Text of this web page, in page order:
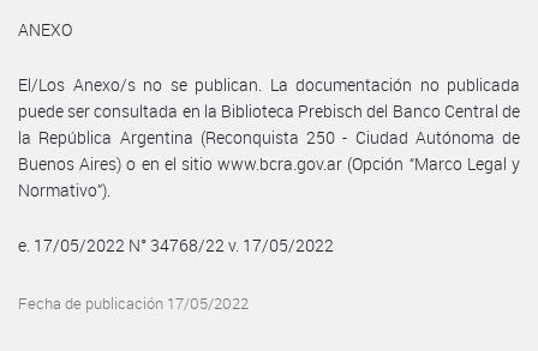
ANEXO
El/Los Anexo/s no se publican. La documentación no publicada
puede ser consultada en la Biblioteca Prebisch del Banco Central de
la República Argentina (Reconquista 250 - Ciudad Autónoma de
Buenos Aires) o en el sitio www.bcra.gov.ar (Opción “Marco Legal y
Normativo”).
e. 17/05/2022 N° 34768/22 v. 17/05/2022
Fecha de publicación 17/05/2022